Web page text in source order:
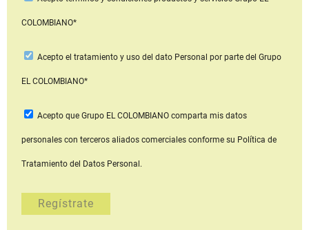
COLOMBIANO*
Acepto el tratamiento y uso del dato Personal por parte del Grupo
EL COLOMBIANO*
Acepto que Grupo EL COLOMBIANOcomparta mis datos
personales con terceros aliados comerciales conforme su Política de
Tratamiento del Datos Personal.